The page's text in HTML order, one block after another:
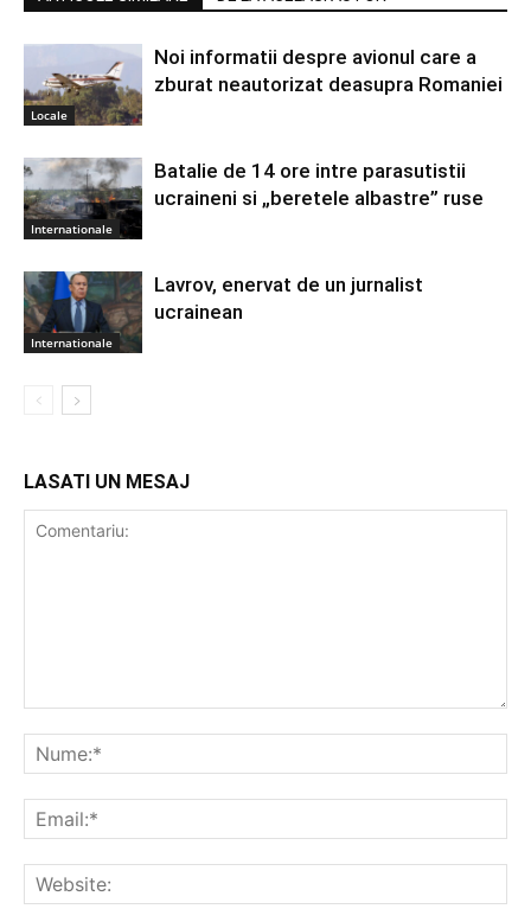
Locale
Noi informatii despre avionul care a
zburat neautorizat deasupra Romaniei
Internationale
Batalie de 14 ore intre parasutistii
ucraineni si „beretele albastre” ruse
Internationale
Lavrov, enervat de un jurnalist
ucrainean
LASATI UN MESAJ